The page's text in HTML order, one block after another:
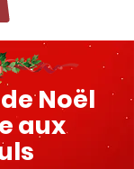
Noël
aux